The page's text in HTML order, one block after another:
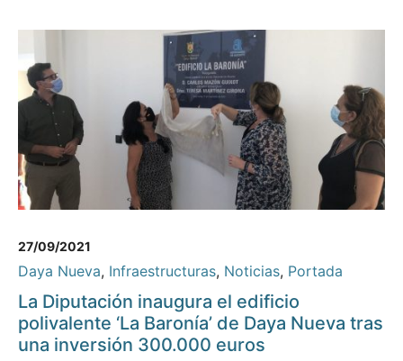
27/09/2021
Daya Nueva, Infraestructuras, Noticias, Portada
La Diputación inaugura el edificio
polivalente ‘La Baronía’ de Daya Nueva tras
una inversión 300.000 euros